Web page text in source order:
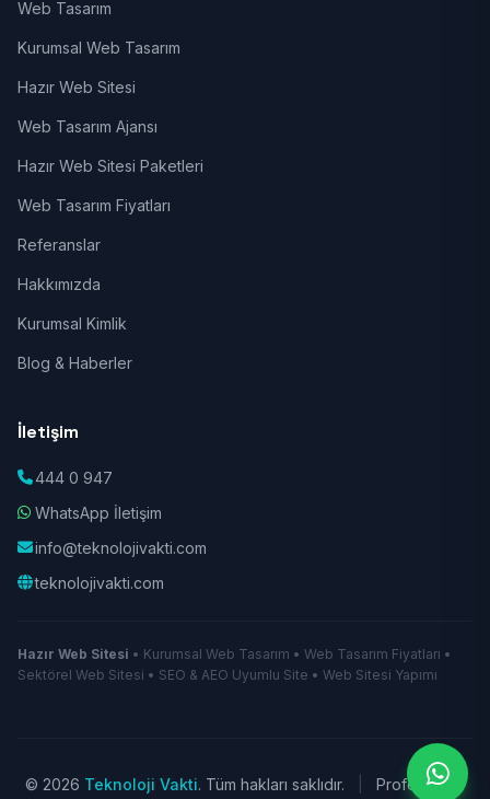
Web Tasarım
Kurumsal Web Tasarım
Hazır Web Sitesi
Web Tasarım Ajansı
Hazır Web Sitesi Paketleri
Web Tasarım Fiyatları
Referanslar
Hakkımızda
Kurumsal Kimlik
Blog & Haberler
İletişim
444 0 947
WhatsApp İletişim
info@teknolojivakti.com
teknolojivakti.com
Hazır Web Sitesi • Kurumsal Web Tasarım • Web Tasarım Fiyatları •
Sektörel Web Sitesi • SEO & AEO Uyumlu Site • Web Sitesi Yapımı
© 2026 Teknoloji Vakti. Tüm hakları saklıdır.
Profesyonel